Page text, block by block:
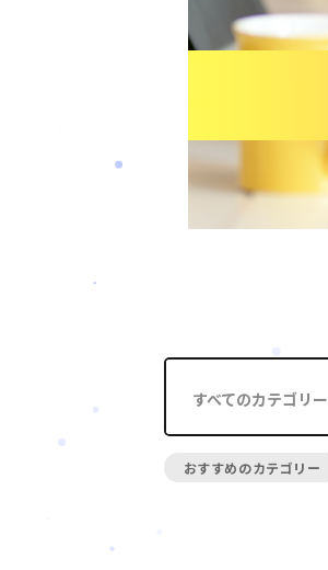
すべてのカテゴリー
おすすめのカテゴリー